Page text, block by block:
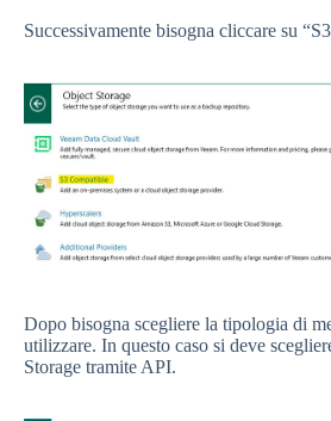
Successivamente bisogna cliccare su
Dopo bisogna scegliere la tipologia di
utilizzare. In questo caso si deve
Storage tramite API.